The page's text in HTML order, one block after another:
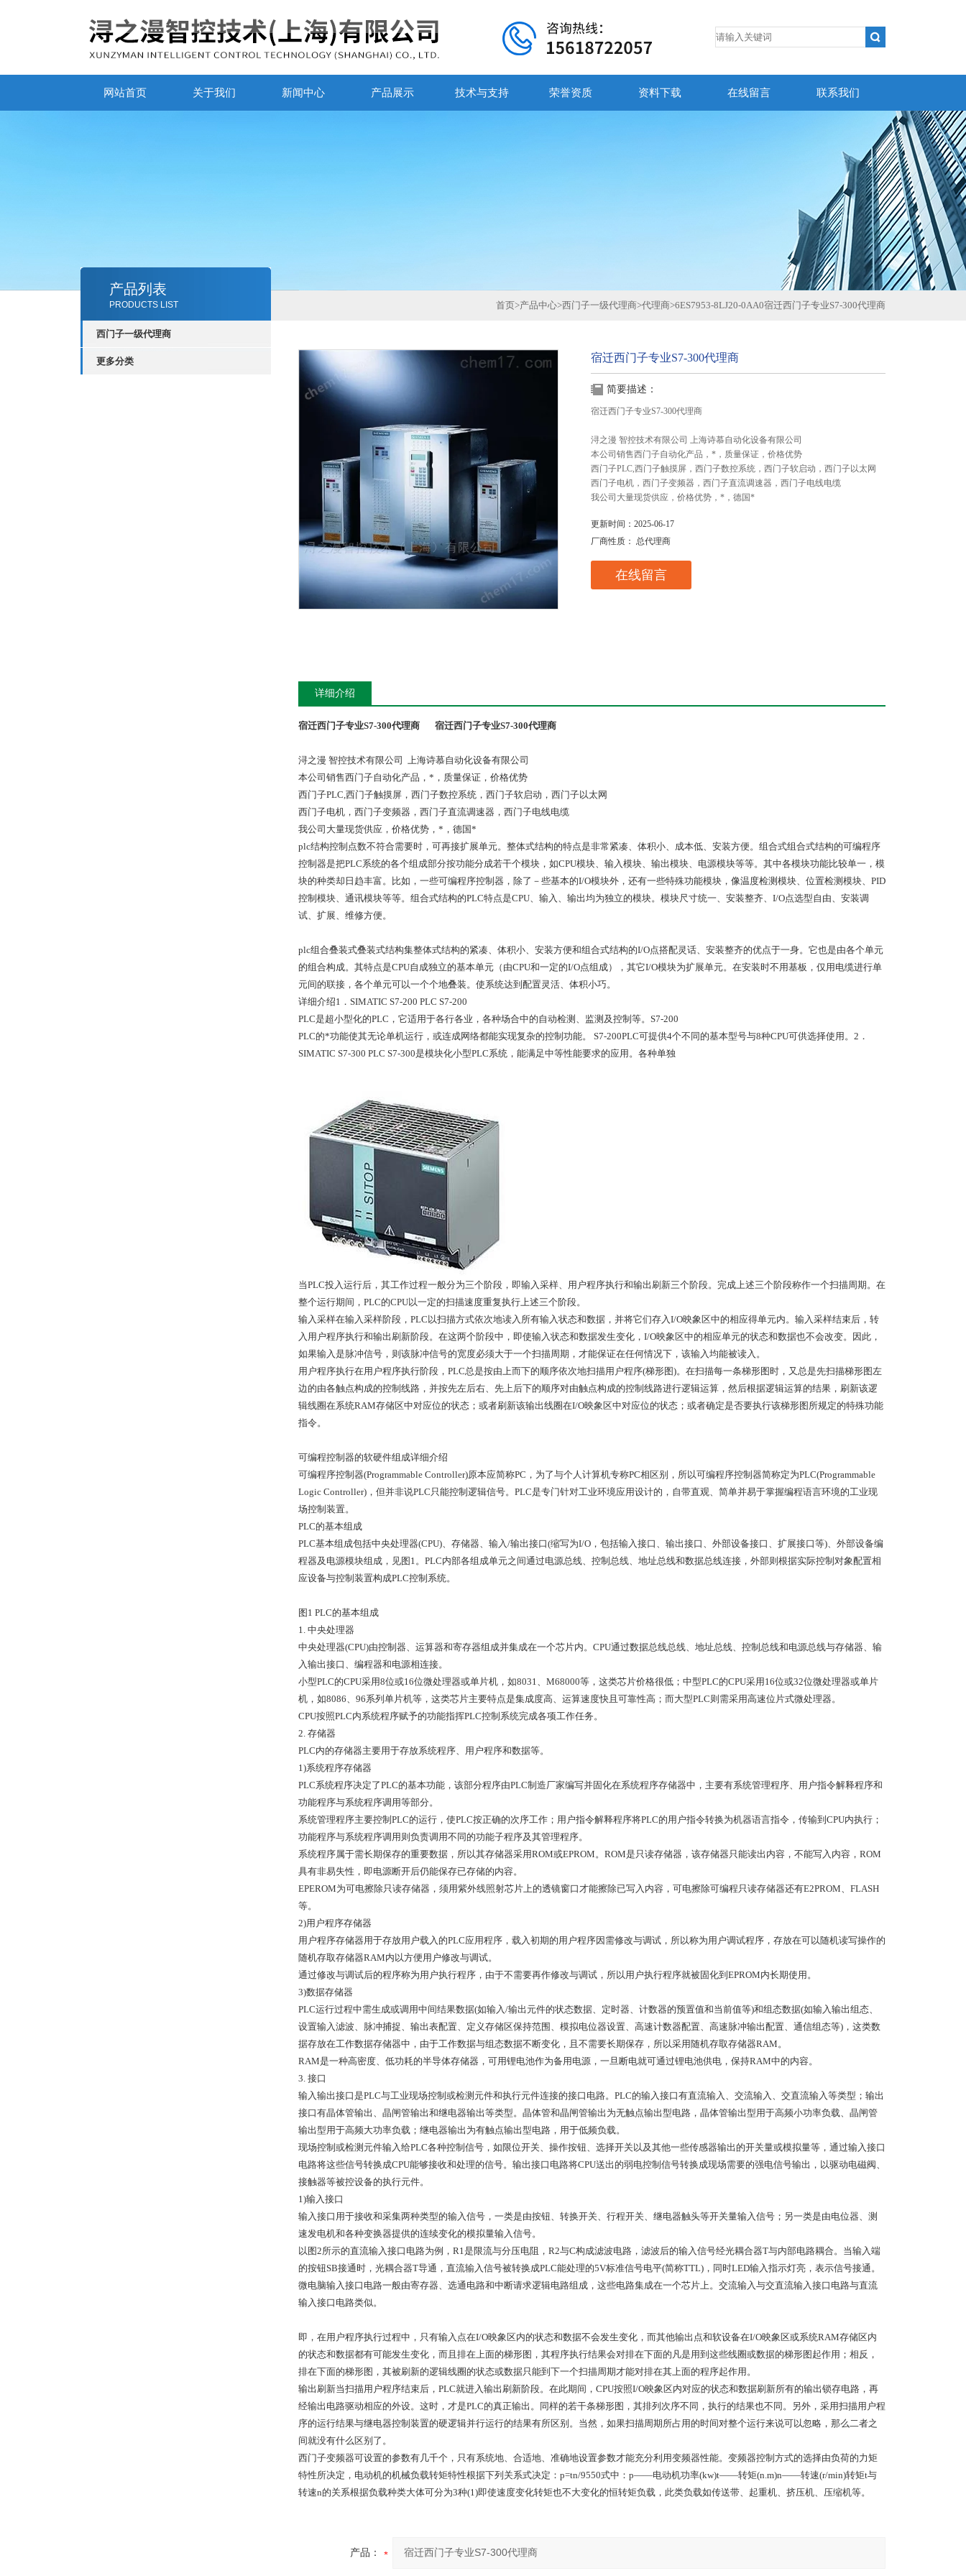
网站首页 关于我们 新闻中心 产品展示 技术与支持 荣誉资质 资料下载 在线留言 联系我们
产品列表
PRODUCTS LIST
西门子一级代理商
更多分类
首页>产品中心>西门子一级代理商>代理商>6ES7953-8LJ20-0AA0宿迁西门子专业S7-300代理商
宿迁西门子专业S7-300代理商
简要描述：
宿迁西门子专业S7-300代理商
浔之漫 智控技术有限公司 上海诗慕自动化设备有限公司
本公司销售西门子自动化产品，*，质量保证，价格优势
西门子PLC,西门子触摸屏，西门子数控系统，西门子软启动，西门子以太网
西门子电机，西门子变频器，西门子直流调速器，西门子电线电缆
我公司大量现货供应，价格优势，*，德国*
更新时间：2025-06-17
厂商性质： 总代理商
在线留言
详细介绍
宿迁西门子专业S7-300代理商 宿迁西门子专业S7-300代理商
浔之漫 智控技术有限公司 上海诗慕自动化设备有限公司
本公司销售西门子自动化产品，*，质量保证，价格优势
西门子PLC,西门子触摸屏，西门子数控系统，西门子软启动，西门子以太网
西门子电机，西门子变频器，西门子直流调速器，西门子电线电缆
我公司大量现货供应，价格优势，*，德国*
plc结构控制点数不符合需要时，可再接扩展单元。整体式结构的特点是非常紧凑、体积小、成本低、安装方便。组合式组合式结构的可编程序
控制器是把PLC系统的各个组成部分按功能分成若干个模块，如CPU模块、输入模块、输出模块、电源模块等等。其中各模块功能比较单一，模
块的种类却日趋丰富。比如，一些可编程序控制器，除了－些基本的I/O模块外，还有一些特殊功能模块，像温度检测模块、位置检测模块、PID
控制模块、通讯模块等等。组合式结构的PLC特点是CPU、输入、输出均为独立的模块。模块尺寸统一、安装整齐、I/O点选型自由、安装调
试、扩展、维修方便。
plc组合叠装式叠装式结构集整体式结构的紧凑、体积小、安装方便和组合式结构的I/O点搭配灵话、安装整齐的优点于一身。它也是由各个单元
的组合构成。其特点是CPU自成独立的基本单元（由CPU和一定的I/O点组成），其它I/O模块为扩展单元。在安装时不用基板，仅用电缆进行单
元间的联接，各个单元可以一个个地叠装。使系统达到配置灵活、体积小巧。
详细介绍1．SIMATIC S7-200 PLC S7-200
PLC是超小型化的PLC，它适用于各行各业，各种场合中的自动检测、监测及控制等。S7-200
PLC的*功能使其无论单机运行，或连成网络都能实现复杂的控制功能。 S7-200PLC可提供4个不同的基本型号与8种CPU可供选择使用。2．
SIMATIC S7-300 PLC S7-300是模块化小型PLC系统，能满足中等性能要求的应用。各种单独
当PLC投入运行后，其工作过程一般分为三个阶段，即输入采样、用户程序执行和输出刷新三个阶段。完成上述三个阶段称作一个扫描周期。在
整个运行期间，PLC的CPU以一定的扫描速度重复执行上述三个阶段。
输入采样在输入采样阶段，PLC以扫描方式依次地读入所有输入状态和数据，并将它们存入I/O映象区中的相应得单元内。输入采样结束后，转
入用户程序执行和输出刷新阶段。在这两个阶段中，即使输入状态和数据发生变化，I/O映象区中的相应单元的状态和数据也不会改变。因此，
如果输入是脉冲信号，则该脉冲信号的宽度必须大于一个扫描周期，才能保证在任何情况下，该输入均能被读入。
用户程序执行在用户程序执行阶段，PLC总是按由上而下的顺序依次地扫描用户程序(梯形图)。在扫描每一条梯形图时，又总是先扫描梯形图左
边的由各触点构成的控制线路，并按先左后右、先上后下的顺序对由触点构成的控制线路进行逻辑运算，然后根据逻辑运算的结果，刷新该逻
辑线圈在系统RAM存储区中对应位的状态；或者刷新该输出线圈在I/O映象区中对应位的状态；或者确定是否要执行该梯形图所规定的特殊功能
指令。
可编程控制器的软硬件组成详细介绍
可编程序控制器(Programmable Controller)原本应简称PC，为了与个人计算机专称PC相区别，所以可编程序控制器简称定为PLC(Programmable
Logic Controller)，但并非说PLC只能控制逻辑信号。PLC是专门针对工业环境应用设计的，自带直观、简单并易于掌握编程语言环境的工业现
场控制装置。
PLC的基本组成
PLC基本组成包括中央处理器(CPU)、存储器、输入/输出接口(缩写为I/O，包括输入接口、输出接口、外部设备接口、扩展接口等)、外部设备编
程器及电源模块组成，见图1。PLC内部各组成单元之间通过电源总线、控制总线、地址总线和数据总线连接，外部则根据实际控制对象配置相
应设备与控制装置构成PLC控制系统。
图1 PLC的基本组成
1. 中央处理器
中央处理器(CPU)由控制器、运算器和寄存器组成并集成在一个芯片内。CPU通过数据总线总线、地址总线、控制总线和电源总线与存储器、输
入输出接口、编程器和电源相连接。
小型PLC的CPU采用8位或16位微处理器或单片机，如8031、M68000等，这类芯片价格很低；中型PLC的CPU采用16位或32位微处理器或单片
机，如8086、96系列单片机等，这类芯片主要特点是集成度高、运算速度快且可靠性高；而大型PLC则需采用高速位片式微处理器。
CPU按照PLC内系统程序赋予的功能指挥PLC控制系统完成各项工作任务。
2. 存储器
PLC内的存储器主要用于存放系统程序、用户程序和数据等。
1)系统程序存储器
PLC系统程序决定了PLC的基本功能，该部分程序由PLC制造厂家编写并固化在系统程序存储器中，主要有系统管理程序、用户指令解释程序和
功能程序与系统程序调用等部分。
系统管理程序主要控制PLC的运行，使PLC按正确的次序工作；用户指令解释程序将PLC的用户指令转换为机器语言指令，传输到CPU内执行；
功能程序与系统程序调用则负责调用不同的功能子程序及其管理程序。
系统程序属于需长期保存的重要数据，所以其存储器采用ROM或EPROM。ROM是只读存储器，该存储器只能读出内容，不能写入内容，ROM
具有非易失性，即电源断开后仍能保存已存储的内容。
EPEROM为可电擦除只读存储器，须用紫外线照射芯片上的透镜窗口才能擦除已写入内容，可电擦除可编程只读存储器还有E2PROM、FLASH
等。
2)用户程序存储器
用户程序存储器用于存放用户载入的PLC应用程序，载入初期的用户程序因需修改与调试，所以称为用户调试程序，存放在可以随机读写操作的
随机存取存储器RAM内以方便用户修改与调试。
通过修改与调试后的程序称为用户执行程序，由于不需要再作修改与调试，所以用户执行程序就被固化到EPROM内长期使用。
3)数据存储器
PLC运行过程中需生成或调用中间结果数据(如输入/输出元件的状态数据、定时器、计数器的预置值和当前值等)和组态数据(如输入输出组态、
设置输入滤波、脉冲捕捉、输出表配置、定义存储区保持范围、模拟电位器设置、高速计数器配置、高速脉冲输出配置、通信组态等)，这类数
据存放在工作数据存储器中，由于工作数据与组态数据不断变化，且不需要长期保存，所以采用随机存取存储器RAM。
RAM是一种高密度、低功耗的半导体存储器，可用锂电池作为备用电源，一旦断电就可通过锂电池供电，保持RAM中的内容。
3. 接口
输入输出接口是PLC与工业现场控制或检测元件和执行元件连接的接口电路。PLC的输入接口有直流输入、交流输入、交直流输入等类型；输出
接口有晶体管输出、晶闸管输出和继电器输出等类型。晶体管和晶闸管输出为无触点输出型电路，晶体管输出型用于高频小功率负载、晶闸管
输出型用于高频大功率负载；继电器输出为有触点输出型电路，用于低频负载。
现场控制或检测元件输入给PLC各种控制信号，如限位开关、操作按钮、选择开关以及其他一些传感器输出的开关量或模拟量等，通过输入接口
电路将这些信号转换成CPU能够接收和处理的信号。输出接口电路将CPU送出的弱电控制信号转换成现场需要的强电信号输出，以驱动电磁阀、
接触器等被控设备的执行元件。
1)输入接口
输入接口用于接收和采集两种类型的输入信号，一类是由按钮、转换开关、行程开关、继电器触头等开关量输入信号；另一类是由电位器、测
速发电机和各种变换器提供的连续变化的模拟量输入信号。
以图2所示的直流输入接口电路为例，R1是限流与分压电阻，R2与C构成滤波电路，滤波后的输入信号经光耦合器T与内部电路耦合。当输入端
的按钮SB接通时，光耦合器T导通，直流输入信号被转换成PLC能处理的5V标准信号电平(简称TTL)，同时LED输入指示灯亮，表示信号接通。
微电脑输入接口电路一般由寄存器、选通电路和中断请求逻辑电路组成，这些电路集成在一个芯片上。交流输入与交直流输入接口电路与直流
输入接口电路类似。
即，在用户程序执行过程中，只有输入点在I/O映象区内的状态和数据不会发生变化，而其他输出点和软设备在I/O映象区或系统RAM存储区内
的状态和数据都有可能发生变化，而且排在上面的梯形图，其程序执行结果会对排在下面的凡是用到这些线圈或数据的梯形图起作用；相反，
排在下面的梯形图，其被刷新的逻辑线圈的状态或数据只能到下一个扫描周期才能对排在其上面的程序起作用。
输出刷新当扫描用户程序结束后，PLC就进入输出刷新阶段。在此期间，CPU按照I/O映象区内对应的状态和数据刷新所有的输出锁存电路，再
经输出电路驱动相应的外设。这时，才是PLC的真正输出。同样的若干条梯形图，其排列次序不同，执行的结果也不同。另外，采用扫描用户程
序的运行结果与继电器控制装置的硬逻辑并行运行的结果有所区别。当然，如果扫描周期所占用的时间对整个运行来说可以忽略，那么二者之
间就没有什么区别了。
西门子变频器可设置的参数有几千个，只有系统地、合适地、准确地设置参数才能充分利用变频器性能。变频器控制方式的选择由负荷的力矩
特性所决定，电动机的机械负载转矩特性根据下列关系式决定：p=tn/9550式中：p——电动机功率(kw)t——转矩(n.m)n——转速(r/min)转矩t与
转速n的关系根据负载种类大体可分为3种(1)即使速度变化转矩也不大变化的恒转矩负载，此类负载如传送带、起重机、挤压机、压缩机等。
产品：